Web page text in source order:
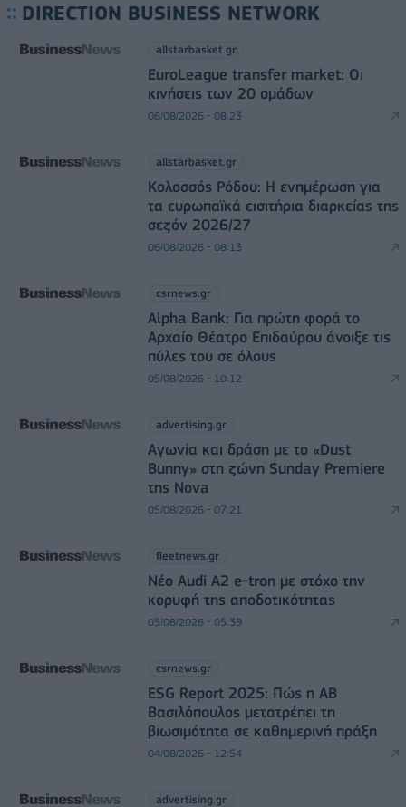
DIRECTION BUSINESS NETWORK
allstarbasket.gr
EuroLeague transfer market: Οι
κινήσεις των 20 ομάδων
06/08/2026 - 08:23
allstarbasket.gr
Κολοσσός Ρόδου: Η ενημέρωση για
τα ευρωπαϊκά εισιτήρια διαρκείας της
σεζόν 2026/27
06/08/2026 - 08:13
csrnews.gr
Alpha Bank: Για πρώτη φορά το
Αρχαίο Θέατρο Επιδαύρου άνοιξε τις
πύλες του σε όλους
05/08/2026 - 10:12
advertising.gr
Αγωνία και δράση με το «Dust
Bunny» στη ζώνη Sunday Premiere
της Nova
05/08/2026 - 07:21
fleetnews.gr
Νέο Audi A2 e-tron με στόχο την
κορυφή της αποδοτικότητας
05/08/2026 - 05:39
csrnews.gr
ESG Report 2025: Πώς η ΑΒ
Βασιλόπουλος μετατρέπει τη
βιωσιμότητα σε καθημερινή πράξη
04/08/2026 - 12:54
advertising.gr